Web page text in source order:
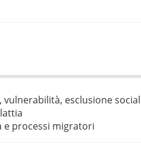
vulnerabilità, esclusione
e processi migratori